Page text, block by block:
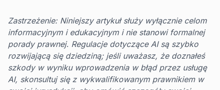
Zastrzeżenie: Niniejszy artykuł służy wyłącznie celom
informacyjnym i edukacyjnym i nie stanowi formalnej
porady prawnej. Regulacje dotyczące AI są szybko
rozwijającą się dziedziną; jeśli uważasz, że doznałeś
szkody w wyniku wprowadzenia w błąd przez usługę
AI, skonsultuj się z wykwalifikowanym prawnikiem w